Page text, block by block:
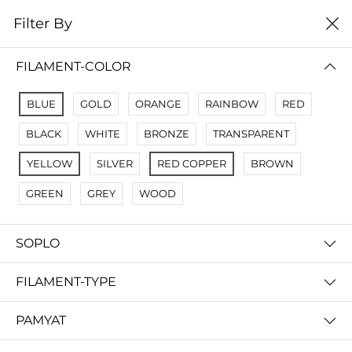
0
No Results
Not Found Filters1
Not Found Filters2
Filter By
FILAMENT-COLOR
BLUE GOLD ORANGE RAINBOW RED
BLACK WHITE BRONZE TRANSPARENT
YELLOW SILVER RED COPPER BROWN
GREEN GREY WOOD
SOPLO
FILAMENT-TYPE
PAMYAT